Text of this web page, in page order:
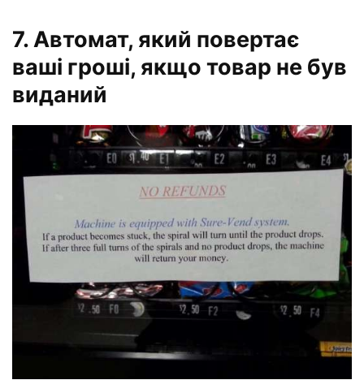
7. Автомат, який повертає
ваші гроші, якщо товар не був
виданий